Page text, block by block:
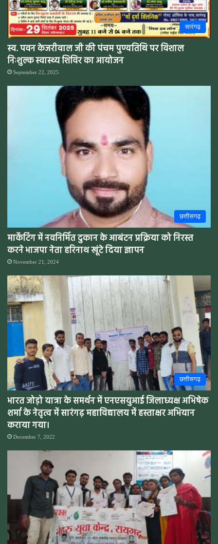
सारंगढ़
स्व. पवन केजरीवाल जी की पंचम पुण्यतिथि पर विशाल
निःशुल्क स्वास्थ्य शिविर का आयोजन
September 22, 2025
छत्तीसगढ़
मार्केटिंग में नवनिर्मित दुकान के आबंटन प्रक्रिया को निरस्त
करने भाजपा नेता हरिनाथ खूंटे दिया ज्ञापन
November 21, 2024
छत्तीसगढ़
भारत जोड़ो यात्रा के समर्थन में एनएसयुआई जिलाध्यक्ष अभिषेक
शर्मा के नेतृत्व में सारंगढ़ महाविद्यालय में हस्ताक्षर अभियान
कराया गया।
December 7, 2022